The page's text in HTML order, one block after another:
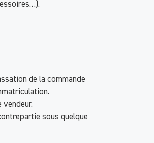
de la commande
vendeur.
sous quelque